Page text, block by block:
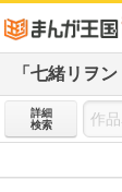
「七緒リヲン
詳細
検索